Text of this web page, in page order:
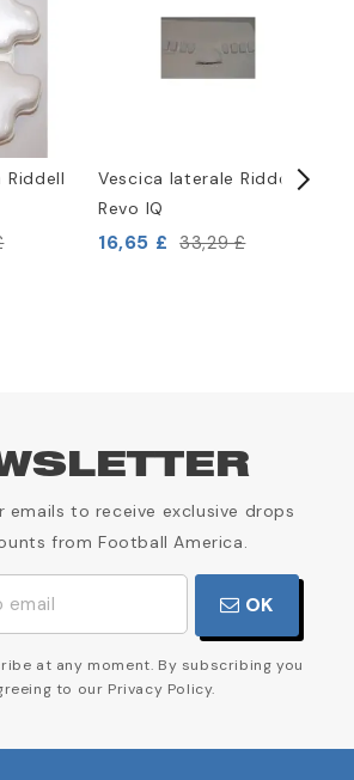
Riddell
Vescica laterale Riddell
Revo IQ
16,65 £ 33,29 £
emails to receive exclusive drops
from Football America.
OK
at any moment. By subscribing you
to our Privacy Policy.